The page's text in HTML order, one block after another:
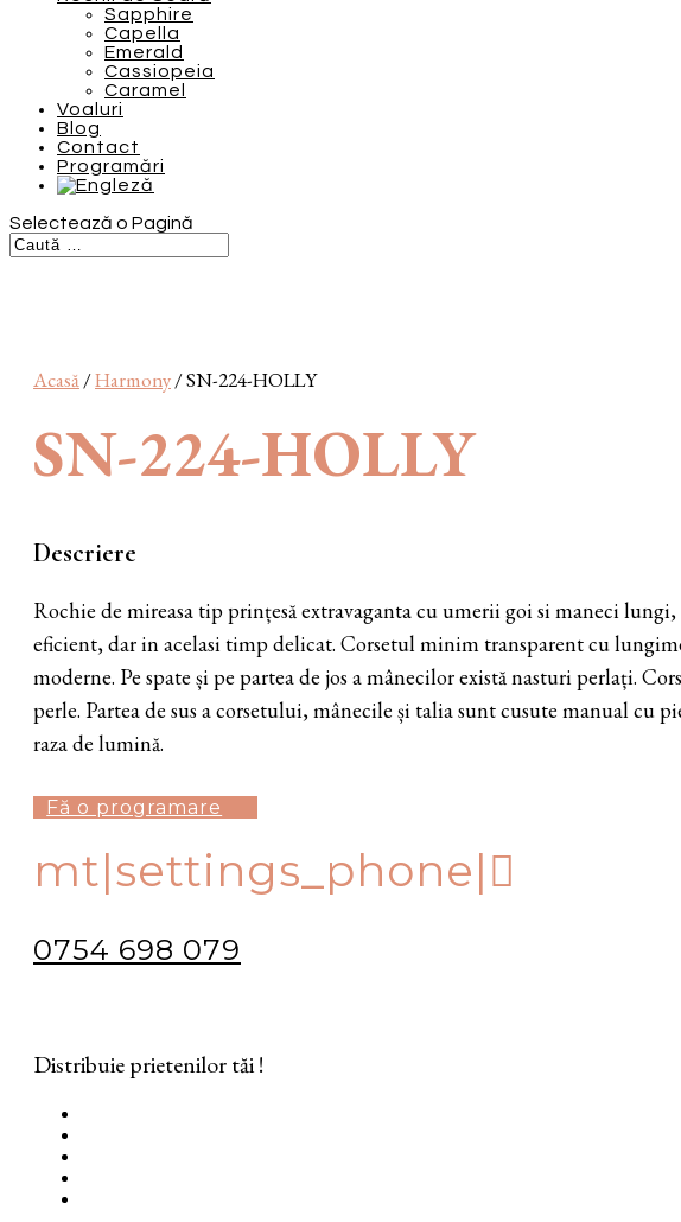
Sapphire
Capella
Emerald
Cassiopeia
Caramel
Voaluri
Blog
Contact
Programări
Selectează o Pagină
Acasă/Harmony/ SN-224-HOLLY
SN-224-HOLLY
Descriere
Rochie de mireasa tip prințesă extravaganta cu umerii goi si maneci
eficient, dar in acelasi timp delicat. Corsetul minim transparent cu
moderne. Pe spate și pe partea de jos a mânecilor există nasturi perlați.
perle. Partea de sus a corsetului, mânecile și talia sunt cusute manual cu
raza de lumină.
Fă o programare
mt|settings_phone|
0754 698 079
Distribuie prietenilor tăi !